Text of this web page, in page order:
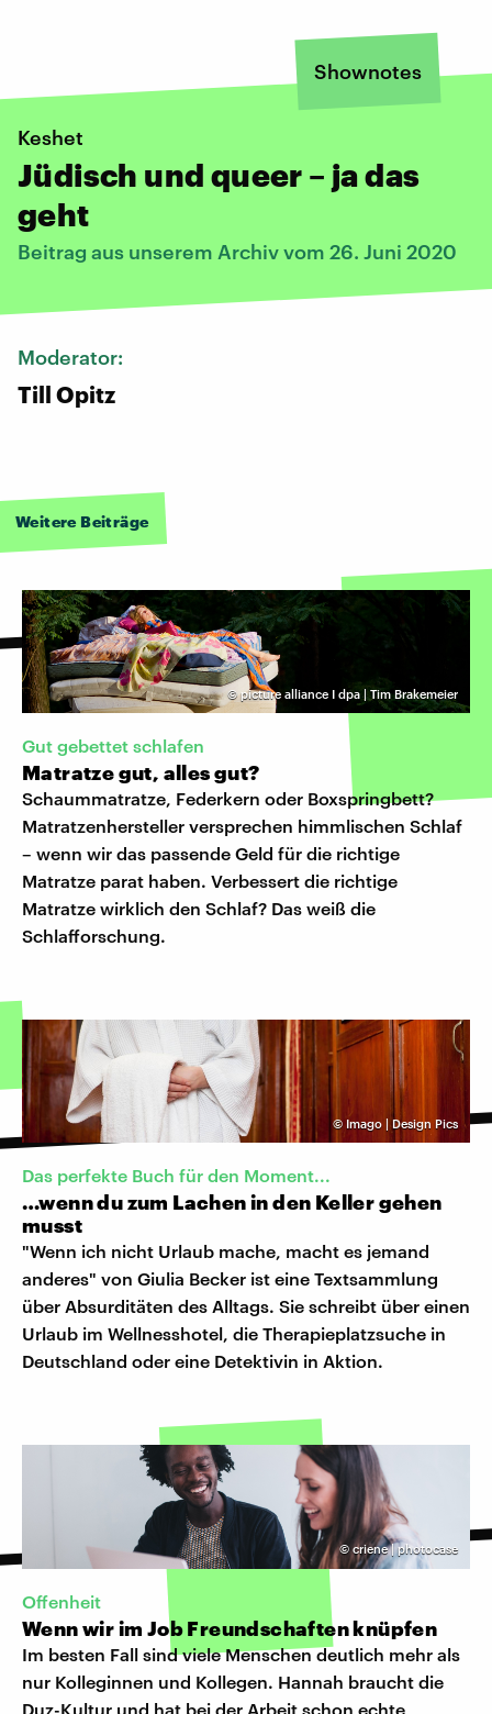
Shownotes
Keshet
Jüdisch und queer – ja das
geht
Beitrag aus unserem Archiv vom 26. Juni 2020
Moderator:
Till Opitz
Weitere Beiträge
©picture alliance I dpa | Tim Brakemeier
Gut gebettet schlafen
Matratze gut, alles gut?
Schaummatratze, Federkern oder Boxspringbett?
Matratzenhersteller versprechen himmlischen Schlaf
– wenn wir das passende Geld für die richtige
Matratze parat haben. Verbessert die richtige
Matratze wirklich den Schlaf? Das weiß die
Schlafforschung.
© Imago | Design Pics
Das perfekte Buch für den Moment...
…wenn du zum Lachen in den Keller gehen
musst
"Wenn ich nicht Urlaub mache, macht es jemand
anderes" von Giulia Becker ist eine Textsammlung
über Absurditäten des Alltags. Sie schreibt über einen
Urlaub im Wellnesshotel, die Therapieplatzsuche in
Deutschland oder eine Detektivin in Aktion.
©criene | photocase
Offenheit
Wenn wir im Job Freundschaften knüpfen
Im besten Fall sind viele Menschen deutlich mehr als
nur Kolleginnen und Kollegen. Hannah braucht die
Duz-Kultur und hat bei der Arbeit schon echte